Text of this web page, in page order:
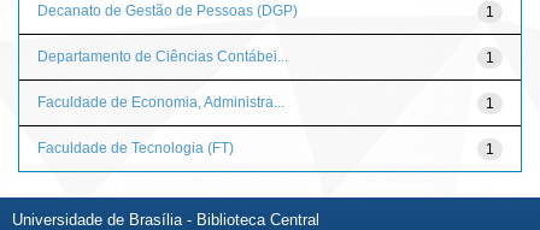
1
Decanato de Gestão de Pessoas (DGP)
1
Departamento de Ciências Contábei...
1
Faculdade de Economia, Administra...
1
Faculdade de Tecnologia (FT)
Universidade de Brasília - Biblioteca Central